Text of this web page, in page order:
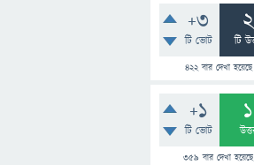
+3
টি ভোট
2
টি
422বার দেখা হয়েছে
+1
টি ভোট
1
359 বার দেখা হয়েছে